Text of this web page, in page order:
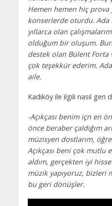
Hemen hemen hiç prova
konserlerde oturdu. Ada
yıllarca olan
olduğum bir oluşum.
destek olan Bülent Forta
çok teşekkür ederim.
aile.
Kadıköy ile ilgili nasıl geri
-Açıkçası benim içn en
önce beraber çaldığım
müzisyen dostlarım,
Açıkçası beni çok mutlu
aldım, gerçekten iyi
müzik yapıyoruz, bizleri
bu geri dönüşler.